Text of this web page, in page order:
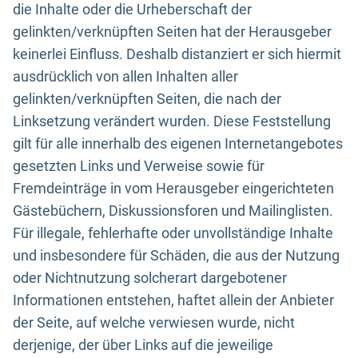
die Inhalte oder die Urheberschaft der
gelinkten/verknüpften Seiten hat der Herausgeber
keinerlei Einfluss. Deshalb distanziert er sich hiermit
ausdrücklich von allen Inhalten aller
gelinkten/verknüpften Seiten, die nach der
Linksetzung verändert wurden. Diese Feststellung
gilt für alle innerhalb des eigenen Internetangebotes
gesetzten Links und Verweise sowie für
Fremdeinträge in vom Herausgeber eingerichteten
Gästebüchern, Diskussionsforen und Mailinglisten.
Für illegale, fehlerhafte oder unvollständige Inhalte
und insbesondere für Schäden, die aus der Nutzung
oder Nichtnutzung solcherart dargebotener
Informationen entstehen, haftet allein der Anbieter
der Seite, auf welche verwiesen wurde, nicht
derjenige, der über Links auf die jeweilige